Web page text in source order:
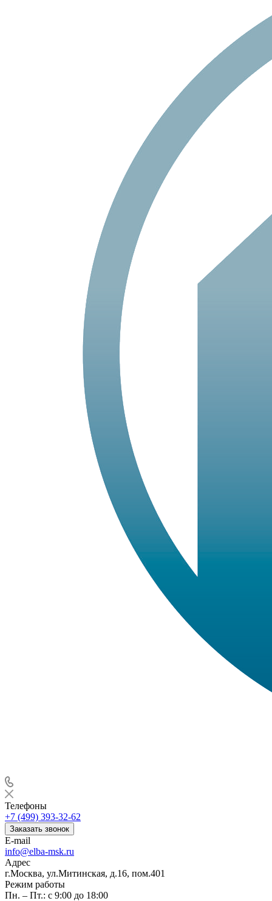
Телефоны
+7 (499) 393-32-62
Заказать звонок
E-mail
info@elba-msk.ru
Адрес
г.Москва, ул.Митинская, д.16, пом.401
Режим работы
Пн. – Пт.: с 9:00 до 18:00